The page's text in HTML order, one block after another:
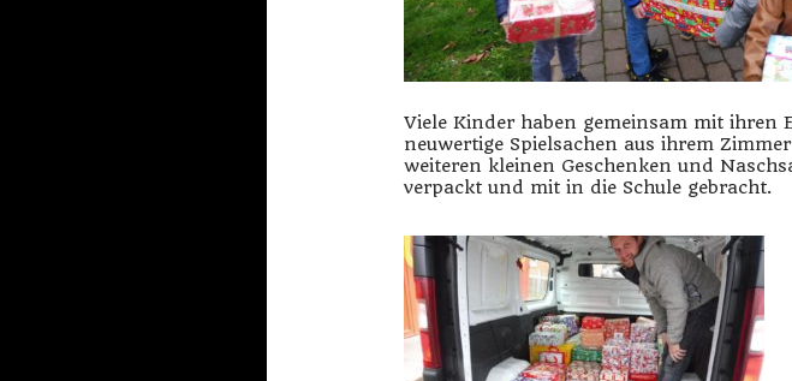
Viele Kinder haben gemeinsam mit ihren
neuwertige Spielsachen aus ihrem
weiteren kleinen Geschenken und
verpackt und mit in die Schule gebracht.